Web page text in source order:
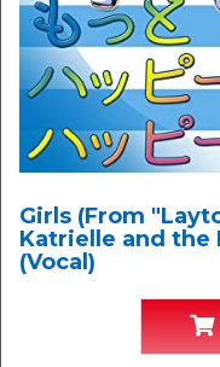
Girls (From
Katrielle and the
(Vocal)